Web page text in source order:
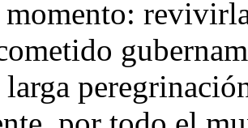
momento:
larga